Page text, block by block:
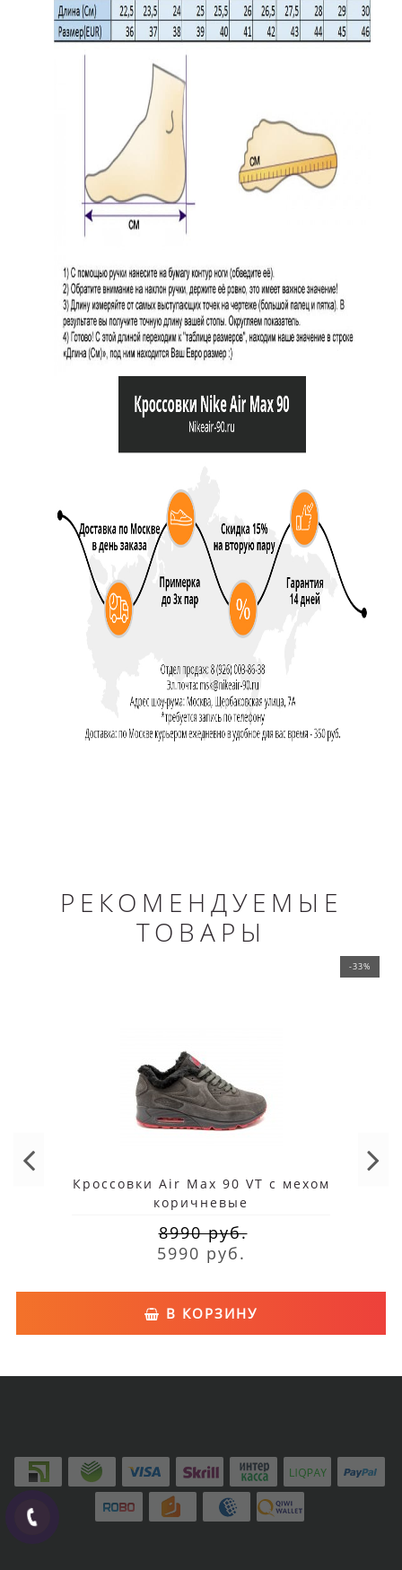
РЕКОМЕНДУЕМЫЕ
ТОВАРЫ
-33%
Кроссовки Air Max 90 VT с мехом
коричневые
8990 руб.
5990 руб.
В КОРЗИНУ